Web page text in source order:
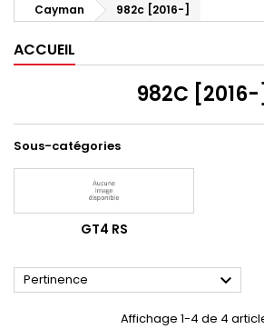
Cayman
982c [2016-]
ACCUEIL
982C [2016-]
Sous-catégories
GT4 RS
Pertinence 
Affichage 1-4 de 4